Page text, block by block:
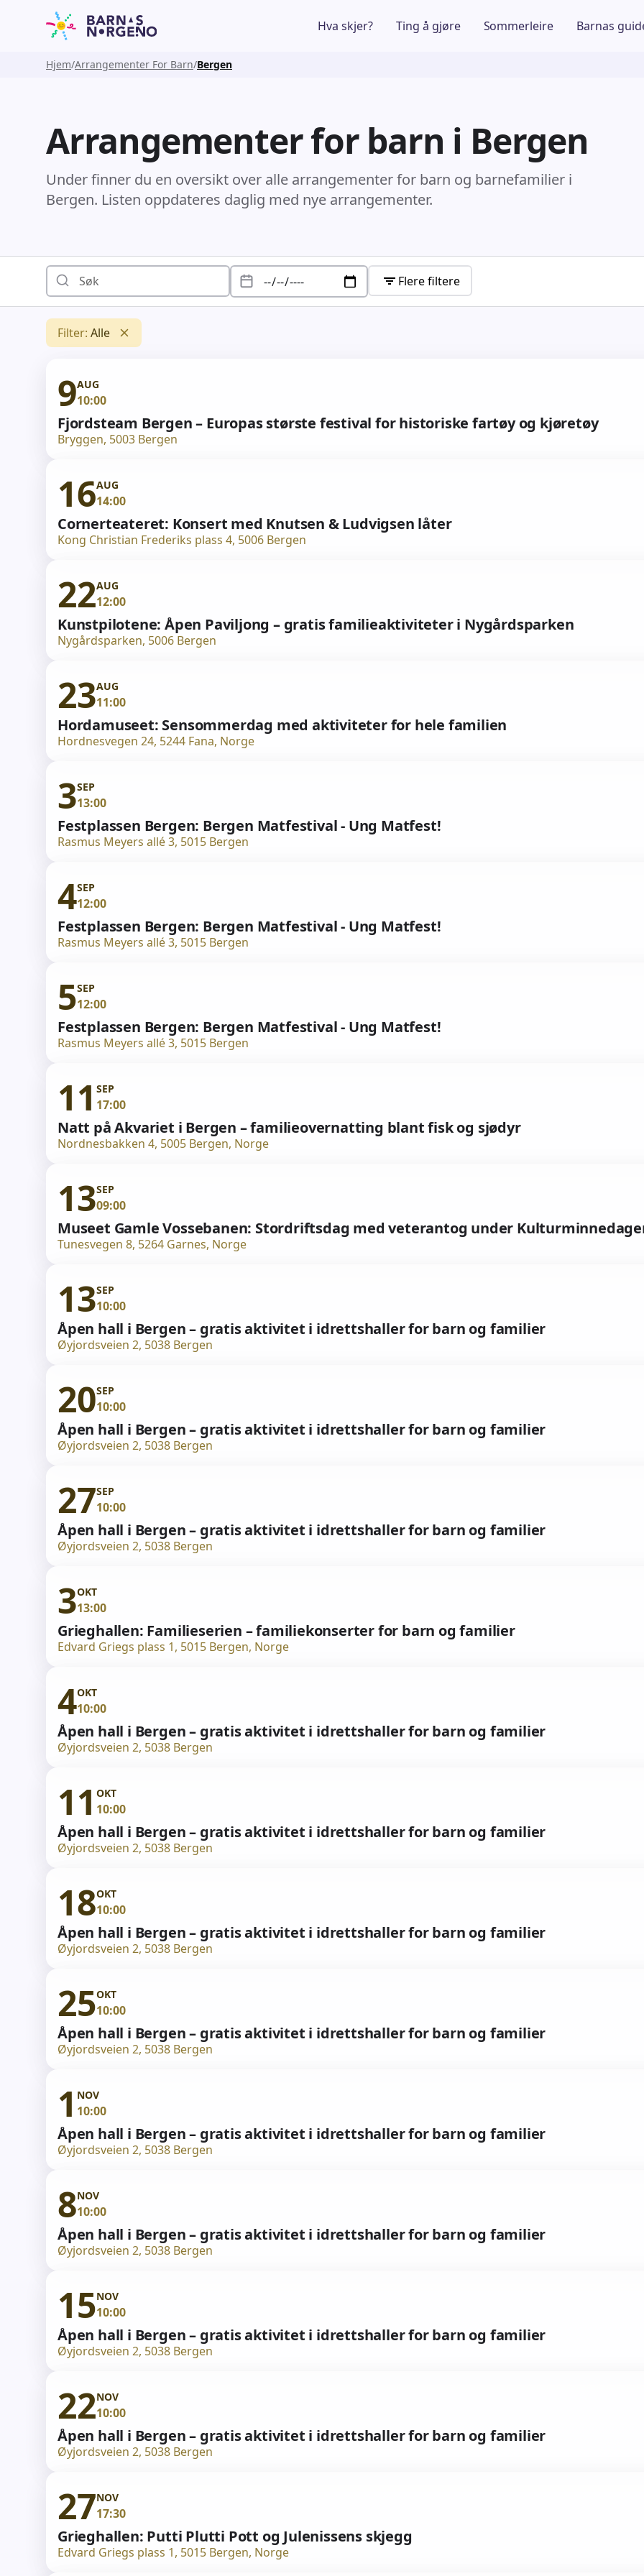
Hva skjer? Ting å gjøre Sommerleire Barnas
Hjem Arrangementer For Barn Bergen
Arrangementer for barn i Bergen
Under finner du en oversikt over alle arrangementer for barn og barnefamilier i
Bergen. Listen oppdateres daglig med nye arrangementer.
Flere filtere
Filter: Alle
9AUG
10:00
Fjordsteam Bergen – Europas største festival for historiske fartøy og kjøretøy
Bryggen, 5003 Bergen
16AUG
14:00
Cornerteateret: Konsert med Knutsen & Ludvigsen låter
Kong Christian Frederiks plass 4, 5006 Bergen
22AUG
12:00
Kunstpilotene: Åpen Paviljong – gratis familieaktiviteter i Nygårdsparken
Nygårdsparken, 5006 Bergen
23AUG
11:00
Hordamuseet: Sensommerdag med aktiviteter for hele familien
Hordnesvegen 24, 5244 Fana, Norge
3SEP
13:00
Festplassen Bergen: Bergen Matfestival - Ung Matfest!
Rasmus Meyers allé 3, 5015 Bergen
4SEP
12:00
Festplassen Bergen: Bergen Matfestival - Ung Matfest!
Rasmus Meyers allé 3, 5015 Bergen
5SEP
12:00
Festplassen Bergen: Bergen Matfestival - Ung Matfest!
Rasmus Meyers allé 3, 5015 Bergen
11 SEP
17:00
Natt på Akvariet i Bergen – familieovernatting blant fisk og sjødyr
Nordnesbakken 4, 5005 Bergen, Norge
13SEP
09:00
Museet Gamle Vossebanen: Stordriftsdag med veterantog under
Tunesvegen 8, 5264 Garnes, Norge
13SEP
10:00
Åpen hall i Bergen – gratis aktivitet i idrettshaller for barn og familier
Øyjordsveien 2, 5038 Bergen
20SEP
10:00
Åpen hall i Bergen – gratis aktivitet i idrettshaller for barn og familier
Øyjordsveien 2, 5038 Bergen
27SEP
10:00
Åpen hall i Bergen – gratis aktivitet i idrettshaller for barn og familier
Øyjordsveien 2, 5038 Bergen
3OKT
13:00
Grieghallen: Familieserien – familiekonserter for barn og familier
Edvard Griegs plass 1, 5015 Bergen, Norge
4OKT
10:00
Åpen hall i Bergen – gratis aktivitet i idrettshaller for barn og familier
Øyjordsveien 2, 5038 Bergen
11 OKT
10:00
Åpen hall i Bergen – gratis aktivitet i idrettshaller for barn og familier
Øyjordsveien 2, 5038 Bergen
18OKT
10:00
Åpen hall i Bergen – gratis aktivitet i idrettshaller for barn og familier
Øyjordsveien 2, 5038 Bergen
25OKT
10:00
Åpen hall i Bergen – gratis aktivitet i idrettshaller for barn og familier
Øyjordsveien 2, 5038 Bergen
1 NOV
10:00
Åpen hall i Bergen – gratis aktivitet i idrettshaller for barn og familier
Øyjordsveien 2, 5038 Bergen
8NOV
10:00
Åpen hall i Bergen – gratis aktivitet i idrettshaller for barn og familier
Øyjordsveien 2, 5038 Bergen
15NOV
10:00
Åpen hall i Bergen – gratis aktivitet i idrettshaller for barn og familier
Øyjordsveien 2, 5038 Bergen
22NOV
10:00
Åpen hall i Bergen – gratis aktivitet i idrettshaller for barn og familier
Øyjordsveien 2, 5038 Bergen
27NOV
17:30
Grieghallen: Putti Plutti Pott og Julenissens skjegg
Edvard Griegs plass 1, 5015 Bergen, Norge